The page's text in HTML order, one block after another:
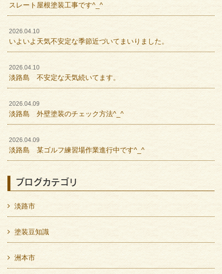
スレート屋根塗装工事です^_^
2026.04.10
いよいよ天気不安定な季節近づいてまいりました。
2026.04.10
淡路島 不安定な天気続いてます。
2026.04.09
淡路島 外壁塗装のチェック方法^_^
2026.04.09
淡路島 某ゴルフ練習場作業進行中です^_^
ブログカテゴリ
淡路市
塗装豆知識
洲本市